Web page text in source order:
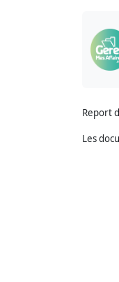
Report
Les